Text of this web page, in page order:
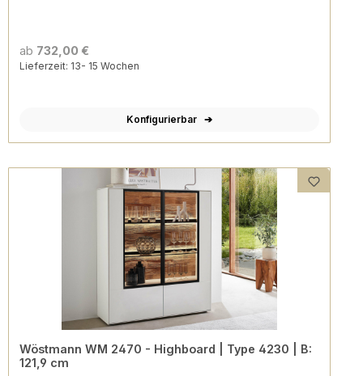
ab 732,00 €
Lieferzeit: 13- 15 Wochen
Konfigurierbar
Wöstmann WM 2470 - Highboard | Type 4230 | B:
121,9 cm